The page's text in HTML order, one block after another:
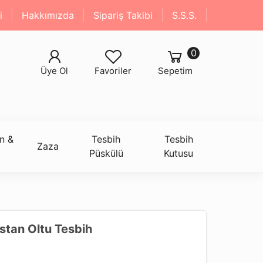
Hakkımızda Sipariş Takibi S.S.S.
Sepetim
0
Favoriler
Üye Ol
&
Zaza
Tesbih
Püskülü
Tesbih
Kutusu
Oltu Tesbih